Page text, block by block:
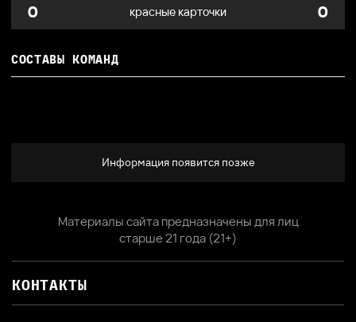
0
красные карточки 0
СОСТАВЫ КОМАНД
Информация появится позже
Материалы сайта предназначены для лиц
старше 21 года (21+)
КОНТАКТЫ